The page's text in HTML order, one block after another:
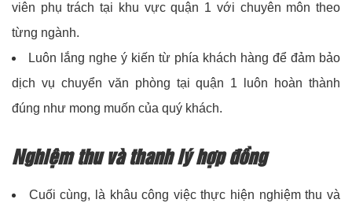
viên phụ trách tại khu vực quận 1 với chuyên môn theo
từng ngành.
Luôn lắng nghe ý kiến từ phía khách hàng để đảm bảo
dịch vụ chuyển văn phòng tại quận 1 luôn hoàn thành
đúng như mong muốn của quý khách.
Nghiệm thu và thanh lý hợp đồng
Cuối cùng, là khâu công việc thực hiện nghiệm thu và